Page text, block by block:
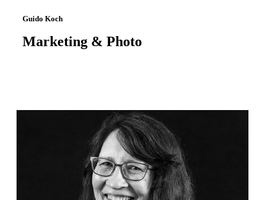
Guido Koch
Marketing & Photo